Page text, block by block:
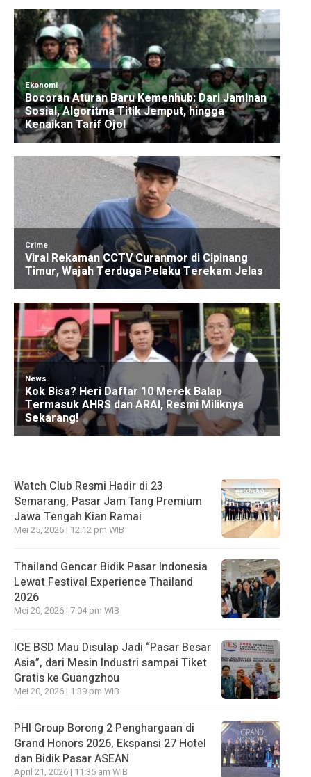
Watch Club Resmi Hadir di 23
Semarang, Pasar Jam Tang Premium
Jawa Tengah Kian Ramai
Mei 25, 2026 | 12:12 pm WIB
Thailand Gencar Bidik Pasar Indonesia
Lewat Festival Experience Thailand
2026
Mei 20, 2026 | 7:04 pm WIB
ICE BSD Mau Disulap Jadi “Pasar Besar
Asia”, dari Mesin Industri sampai Tiket
Gratis ke Guangzhou
Mei 20, 2026 | 1:39 pm WIB
PHI Group Borong 2 Penghargaan di
Grand Honors 2026, Ekspansi 27 Hotel
dan Bidik Pasar ASEAN
April 21, 2026 | 11:35 am WIB